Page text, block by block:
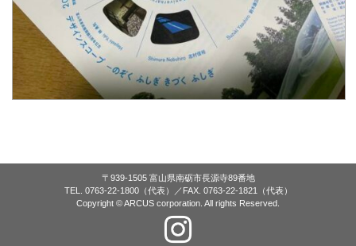
〒939-1505 富山県南砺市長源寺89番地
TEL. 0763-22-1800（代表）／FAX. 0763-22-1821（代表）
Copyright © ARCUS corporation. All rights Reserved.